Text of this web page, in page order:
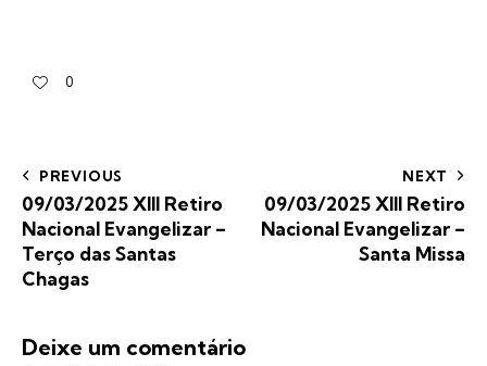
0
PREVIOUS
09/03/2025 XIII Retiro
Nacional Evangelizar –
Terço das Santas
Chagas
NEXT
09/03/2025 XIII Retiro
Nacional Evangelizar –
Santa Missa
Deixe um comentário